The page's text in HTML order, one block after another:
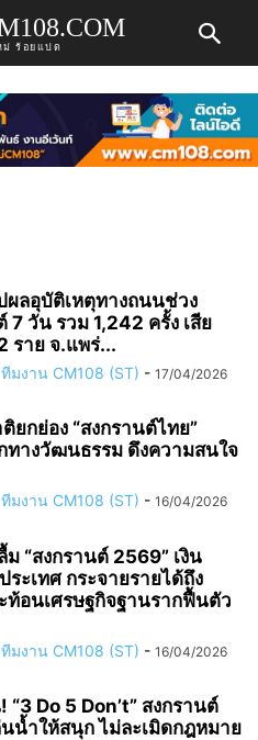
ม่ ร้อยแปด
ผลอุบัติเหตุทางถนนช่วง
7 วัน รวม 1,242 ครั้ง เสีย
ราย จ.แพร่...
ทีมงาน CM108 (ST) - 17/04/2026
ยกย่อง “สงกรานต์ไทย”
ทางวัฒนธรรม ดึงความสนใจ
ทีมงาน CM108 (ST) - 16/04/2026
ม “สงกรานต์ 2569” เงิน
ระเทศ กระจายรายได้ถึง
ท้อนเศรษฐกิจฐานรากฟื้นตัว
ทีมงาน CM108 (ST) - 16/04/2026
“3 Do 5 Don’t” สงกรานต์
น้ำให้สนุก ไม่ละเมิดกฎหมาย